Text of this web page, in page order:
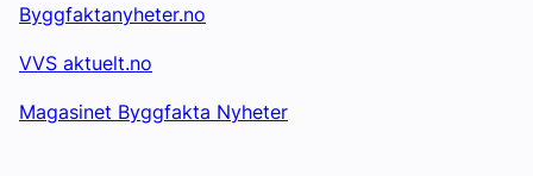
Byggfaktanyheter.no
VVS aktuelt.no
Magasinet Byggfakta Nyheter